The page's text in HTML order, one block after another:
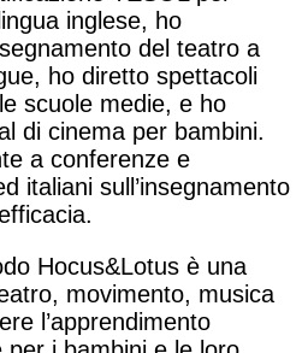
inglese, ho
del teatro a
ho diretto spettacoli
scuole medie, e ho
di cinema per bambini.
a conferenze e
italiani sull’insegnamento
Hocus&Lotus è una
movimento, musica
l’apprendimento